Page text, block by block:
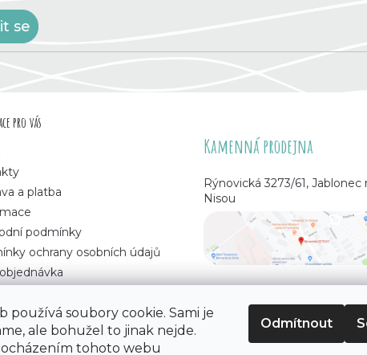
používá soubory cookie. Sami je
ale bohužel to jinak nejde.
tohoto webu
Odmítnout
se
pro vás
a platba
podmínky
ochrany osobních údajů
Kamenná prodejna
Rýnovická 3273/61, Jablonec
Nisou
korálků. Všechna práva vyhrazena.